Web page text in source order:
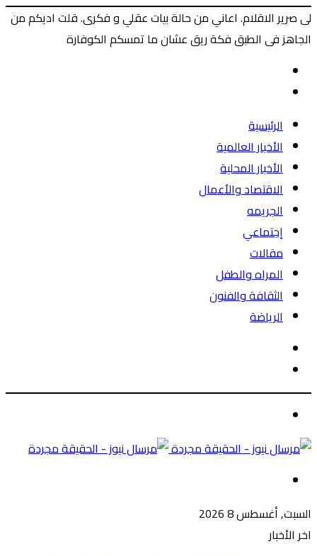
لى صرير الاقلام. اعاني من حالة بيات عقلي و فكرى. قلت اديكم من
الجاهز فى الطبق فكة ريق عشان ما تمسكم الكوفارة
الرئيسية
الأخبار العالمية
الأخبار المحلية
الاقتصاد والأعمال
الجريمه
إجتماعي
مقالات
المراه والطفل
الثقافة والفنون
الرياضة
عن
السبت, أغسطس 8 2026
اخر الأخبار